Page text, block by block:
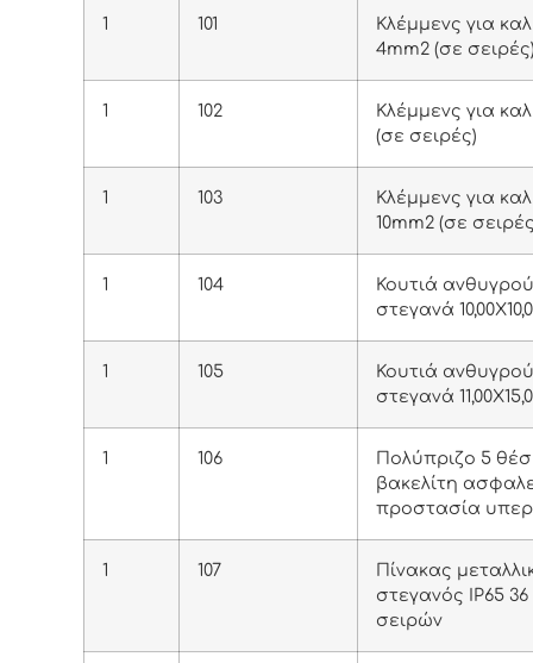
1 101
Κλέμμενς για
4mm2 (σε
1 102
Κλέμμενς για
(σε σειρές)
1 103
Κλέμμενς για
10mm2 (σε
1 104
Κουτιά
στεγανά
1 105
Κουτιά
στεγανά
1 106
Πολύπριζο 5
βακελίτη
προστασία
1 107
Πίνακας
στεγανός IP65
σειρών